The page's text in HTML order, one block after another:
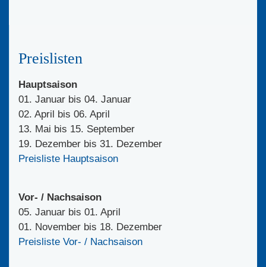
Preislisten
Hauptsaison
01. Januar bis 04. Januar
02. April bis 06. April
13. Mai bis 15. September
19. Dezember bis 31. Dezember
Preisliste Hauptsaison
Vor- / Nachsaison
05. Januar bis 01. April
01. November bis 18. Dezember
Preisliste Vor- / Nachsaison